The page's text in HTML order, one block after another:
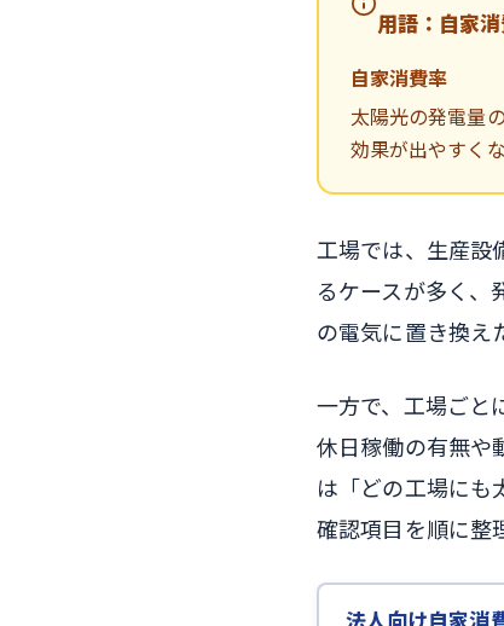
用語：自家
自家消費率
太陽光の発電量
効果が出やすくな
工場では、生産設
るケースが多く、
の電気に置き換え
一方で、工場ごと
休日稼働の有無や
は「どの工場にも
確認項目を順に整
法人向け自家消